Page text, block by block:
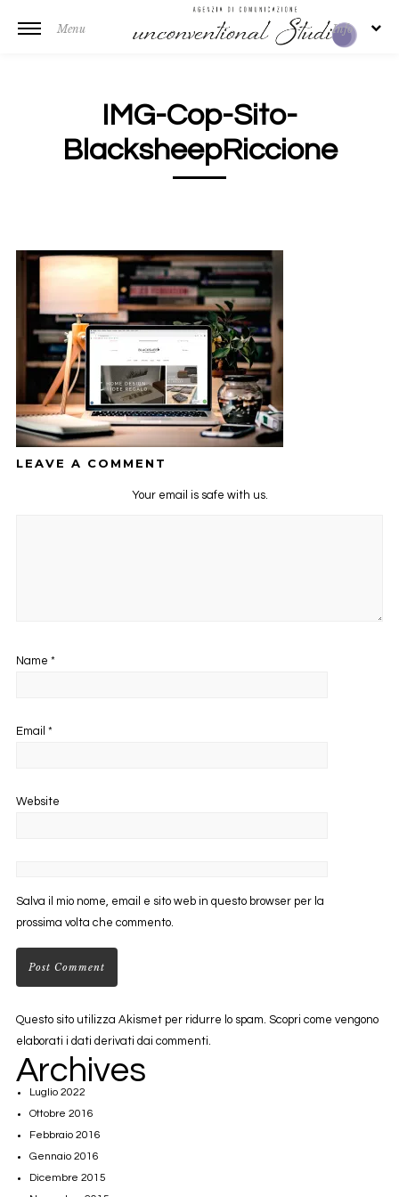
Menu Info
IMG-Cop-Sito-
BlacksheepRiccione
LEAVE A COMMENT
Your email is safe with us.
Name *
Email *
Website
Salva il mio nome, email e sito web in questo browser per la
prossima volta che commento.
Questo sito utilizza Akismet per ridurre lo spam. Scopri come vengono
elaborati i dati derivati dai commenti.
Archives
Luglio 2022
Ottobre 2016
Febbraio 2016
Gennaio 2016
Dicembre 2015